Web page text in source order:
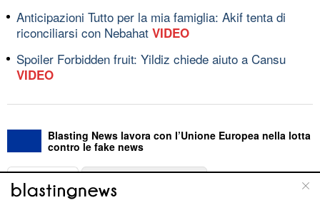
Anticipazioni Tutto per la mia famiglia: Akif tenta di
riconciliarsi con Nebahat VIDEO
Spoiler Forbidden fruit: Yildiz chiede aiuto a Cansu
VIDEO
Blasting News lavora con l’Unione Europea nella lotta
contro le fake news
ABOUT